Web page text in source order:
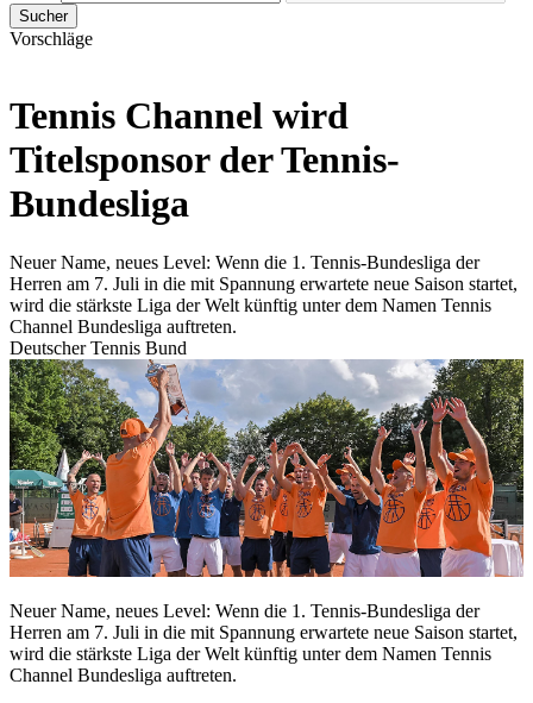
Sucher
Vorschläge
Tennis Channel wird
Titelsponsor der Tennis-
Bundesliga
Neuer Name, neues Level: Wenn die 1. Tennis-Bundesliga der
Herren am 7. Juli in die mit Spannung erwartete neue Saison startet,
wird die stärkste Liga der Welt künftig unter dem Namen Tennis
Channel Bundesliga auftreten.
Deutscher Tennis Bund
Neuer Name, neues Level: Wenn die 1. Tennis-Bundesliga der
Herren am 7. Juli in die mit Spannung erwartete neue Saison startet,
wird die stärkste Liga der Welt künftig unter dem Namen Tennis
Channel Bundesliga auftreten.